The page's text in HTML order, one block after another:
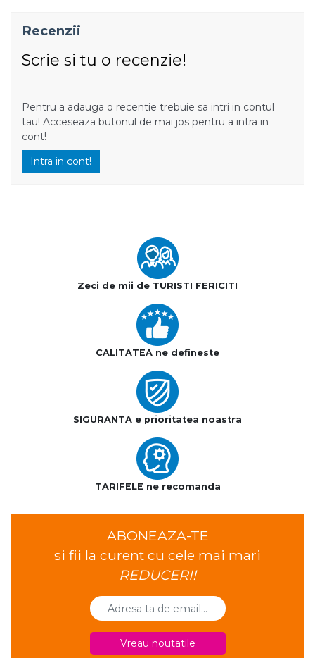
Recenzii
Scrie si tu o recenzie!
Pentru a adauga o recentie trebuie sa intri in contul
tau! Acceseaza butonul de mai jos pentru a intra in
cont!
Intra in cont!
Zeci de mii de TURISTI FERICITI
CALITATEA ne defineste
SIGURANTA e prioritatea noastra
TARIFELE ne recomanda
ABONEAZA-TE
si fii la curent cu cele mai mari
REDUCERI!
Vreau noutatile